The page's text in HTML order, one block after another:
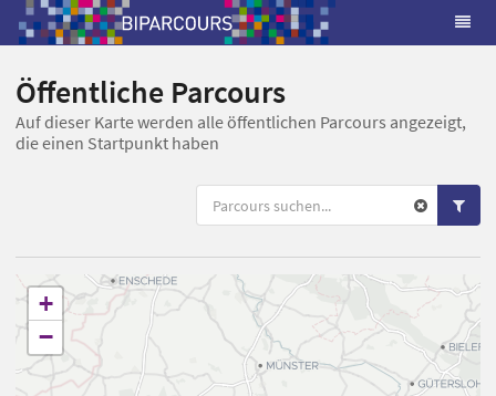
Öffentliche Parcours
Auf dieser Karte werden alle öffentlichen Parcours angezeigt,
die einen Startpunkt haben
+
−